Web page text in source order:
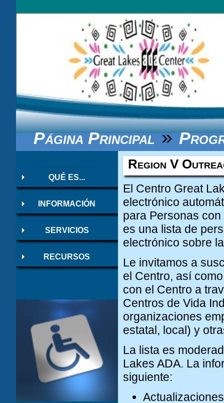
PÁGINA PRINCIPAL
Página Principal »
QUÉ ES...
INFORMACIÓN
SERVICIOS
RECURSOS
Region V
El Centro Great
electrónico
para Personas
es una lista de
electrónico sobre
Le invitamos a
el Centro, así
con el Centro a
Centros de Vida
organizaciones
estatal, local) y
La lista es
Lakes ADA. La
siguiente: